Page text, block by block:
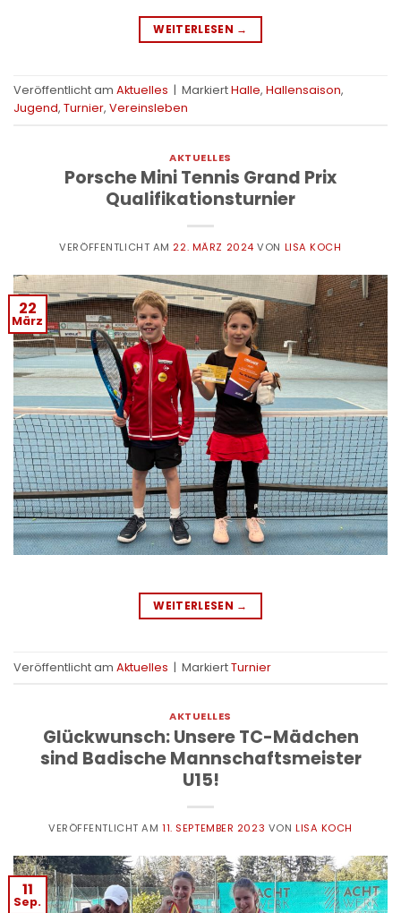
WEITERLESEN →
Veröffentlicht am Aktuelles | MarkiertHalle, Hallensaison,
Jugend, Turnier, Vereinsleben
AKTUELLES
Porsche Mini Tennis Grand Prix
Qualifikationsturnier
VERÖFFENTLICHT AM 22. MÄRZ 2024 VON LISA KOCH
22
März
WEITERLESEN →
Veröffentlicht am Aktuelles | MarkiertTurnier
AKTUELLES
Glückwunsch: Unsere TC-Mädchen
sind Badische Mannschaftsmeister
U15!
VERÖFFENTLICHT AM11. SEPTEMBER 2023 VON LISA KOCH
11
Sep.